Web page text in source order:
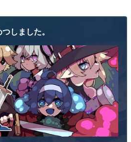
しました。